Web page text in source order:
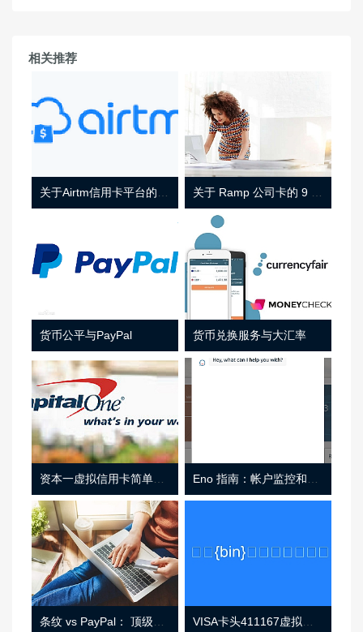
相关推荐
货币公平与PayPal 货币兑换服务与大汇率
资本一虚拟信用卡简单介绍
条纹 vs PayPal： 顶级功能， 定价 （和更多！ VISA卡头411167虚拟卡基础信息